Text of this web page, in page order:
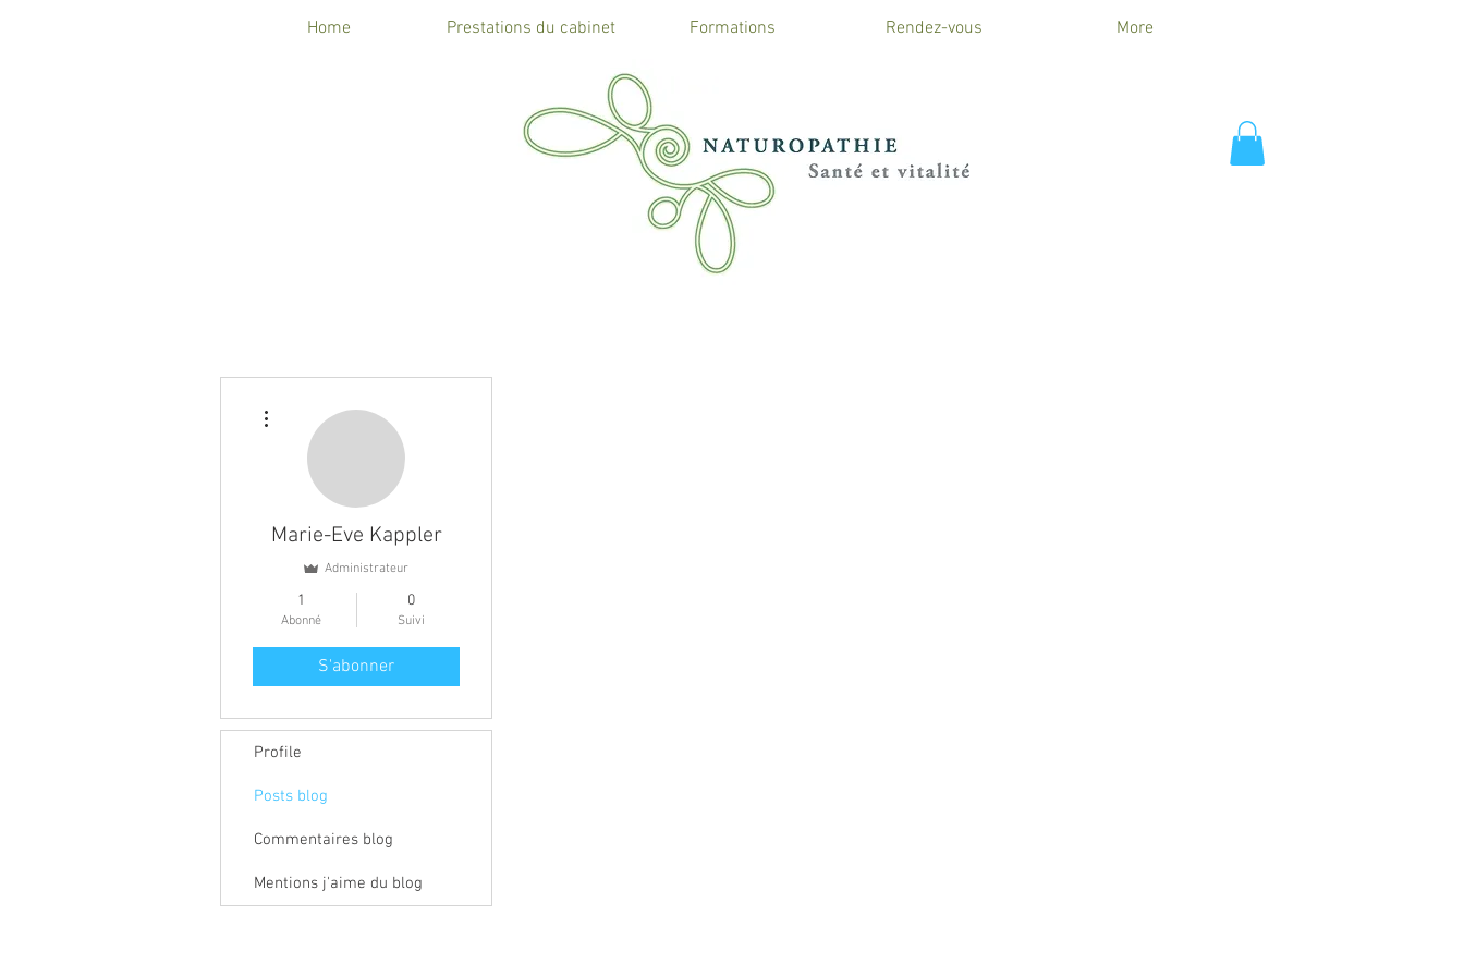
Home Prestations du cabinet Formations Rendez-vous More
Marie-Eve Kappler
Administrateur
1
Abonné
0
Suivi
S'abonner
Profile
Posts blog
Commentaires blog
Mentions j'aime du blog